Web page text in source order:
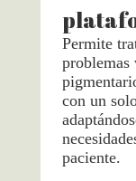
Permite
problemas
con un
paciente.